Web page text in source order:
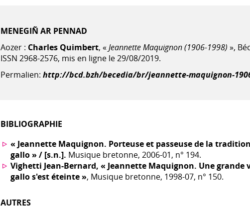
MENEGIÑ AR PENNAD
Aozer : Charles Quimbert, «Jeannette Maquignon (1906-1998) »,
ISSN 2968-2576, mis en ligne le 29/08/2019.
Permalien:http://bcd.bzh/becedia/br/jeannette-maquignon-
BIBLIOGRAPHIE
« Jeannette Maquignon. Porteuse et passeuse de la
gallo » / [s.n.]. Musique bretonne, 2006-01, n° 194.
Vighetti Jean-Bernard, « Jeannette Maquignon. Une grande
gallo s'est éteinte », Musique bretonne, 1998-07, n° 150.
AUTRES